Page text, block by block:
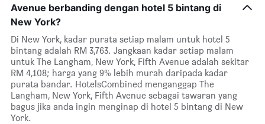
Avenue berbanding dengan hotel 5 bintang di
New York?
Di New York, kadar purata setiap malam untuk hotel 5
bintang adalah RM 3,763. Jangkaan kadar setiap malam
untuk The Langham, New York, Fifth Avenue adalah sekitar
RM 4,108; harga yang 9% lebih murah daripada kadar
purata bandar. HotelsCombined menganggap The
Langham, New York, Fifth Avenue sebagai tawaran yang
bagus jika anda ingin menginap di hotel 5 bintang di New
York.